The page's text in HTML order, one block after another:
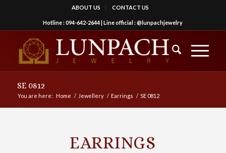
ABOUT US CONTACT US
Hotline :094-642-2644| Line official :@lunpachjewelry
SE 0812
You are here: Home / Jewellery / Earrings / SE 0812
EARRINGS